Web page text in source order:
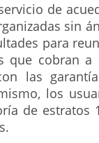
de
sin
para
que cobran a
las
los
de estratos